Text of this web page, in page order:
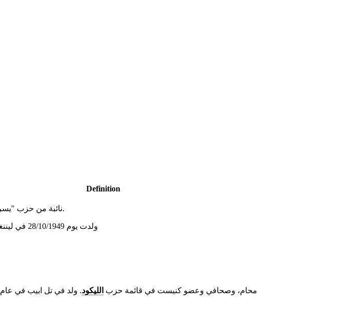
Definition
نائبة من حزب "يسرائيل بيتينو" وحلّت ثالثة في قائمة الحزب.
ولدت يوم 28/10/1949 في ليننغراد وهاجرت إلى إسرائيل في العام 1979
محام، وصحافي وعضو كنيست في قائمة حزب الليكود. ولد في تل ابيب في عام 1966. وتلقى تعليمه الثانوي في المدرسة